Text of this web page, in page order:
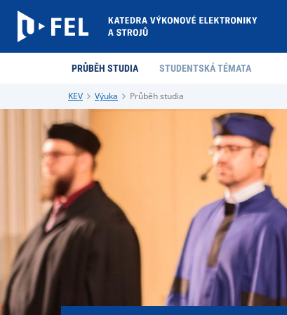
PRŮBĚH STUDIA STUDENTSKÁ TÉMATA
KEV Výuka Průběh studia